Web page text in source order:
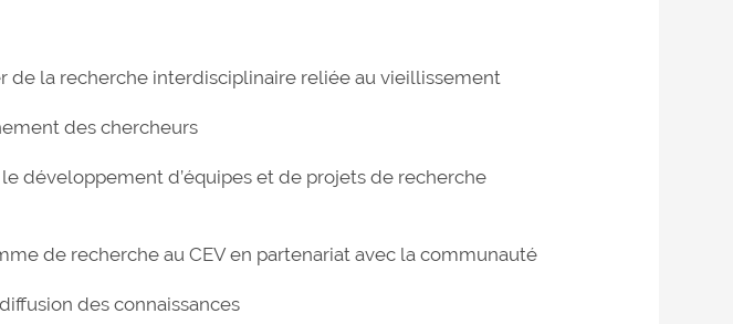
de la recherche interdisciplinaire reliée au vieillissement
des chercheurs
développement d’équipes et de projets de recherche
de recherche au CEV en partenariat avec la communauté
des connaissances